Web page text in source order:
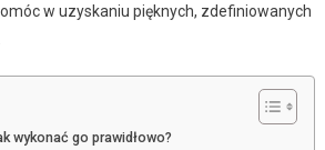
w uzyskaniu pięknych, zdefiniowanych
wykonać go prawidłowo?